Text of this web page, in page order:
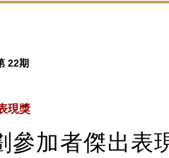
22期
現獎
參加者傑出